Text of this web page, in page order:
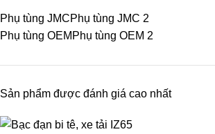
Phụ tùng JMCPhụ tùng JMC 2
Phụ tùng OEM Phụ tùng OEM 2
Sản phẩm được đánh giá cao nhất